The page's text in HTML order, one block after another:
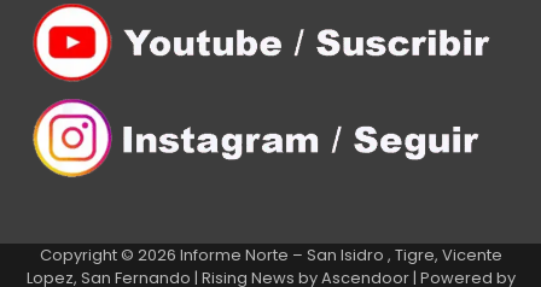
Copyright © 2026 Informe Norte – San Isidro , Tigre, Vicente
Lopez, San Fernando | Rising News byAscendoor| Powered by